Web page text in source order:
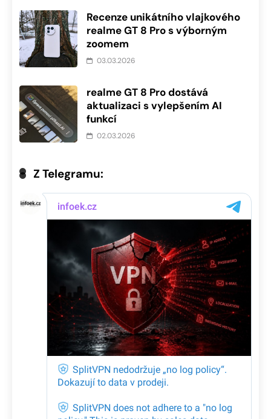
Recenze unikátního vlajkového
realme GT 8 Pro s výborným
zoomem
03.03.2026
realme GT 8 Pro dostává
aktualizaci s vylepšením AI
funkcí
02.03.2026
Z Telegramu: